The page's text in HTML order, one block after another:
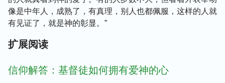
像是中年人，成熟了，有真理，别人也都佩服，这样的人就
有见证了，就是神的彰显。”
扩展阅读
信仰解答：基督徒如何拥有爱神的心